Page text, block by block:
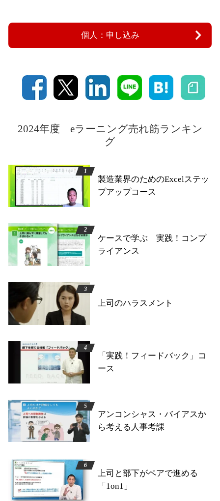
個人：申し込み
2024年度 eラーニング売れ筋ランキン
グ
製造業界のためのExcelステッ
プアップコース
ケースで学ぶ 実践！コンプ
ライアンス
上司のハラスメント
「実践！フィードバック」コ
ース
アンコンシャス・バイアスか
ら考える人事考課
上司と部下がペアで進める
「1on1」